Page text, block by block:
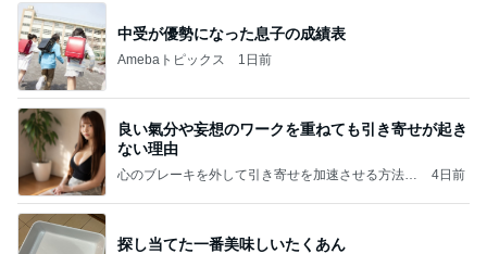
中受が優勢になった息子の成績表
Amebaトピックス 1日前
良い氣分や妄想のワークを重ねても引き寄せが起き
ない理由
心のブレーキを外して引き寄せを加速させる方法：
4日前
探し当てた一番美味しいたくあん